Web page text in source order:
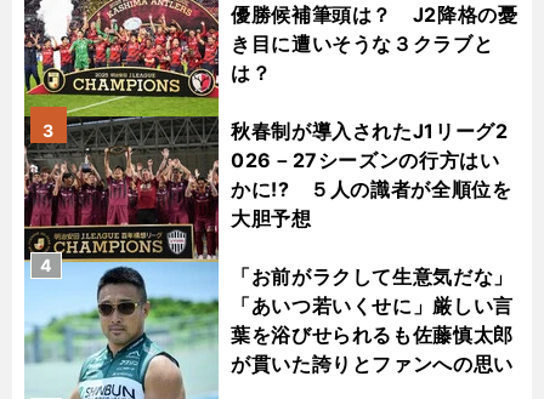
優勝候補筆頭は？ J2降格の憂
き目に遭いそうな３クラブと
は？
秋春制が導入されたJ1リーグ2
026－27シーズンの行方はい
かに!? ５人の識者が全順位を
大胆予想
3
「お前がラクして生意気だな」
「あいつ若いくせに」厳しい言
葉を浴びせられるも佐藤慎太郎
が貫いた誇りとファンへの思い
4